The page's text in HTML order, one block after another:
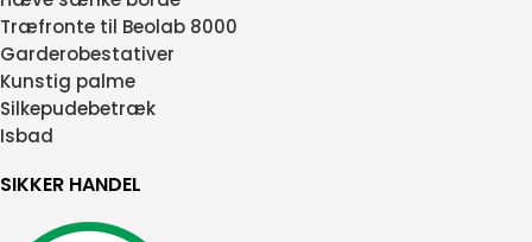
Træfronte til Beolab 8000
Garderobestativer
Kunstig palme
Silkepudebetræk
Isbad
SIKKER HANDEL